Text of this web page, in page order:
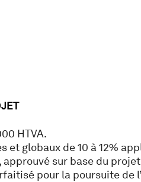
HTVA.
et globaux de 10 à 12%
sur base du
pour la poursuite de